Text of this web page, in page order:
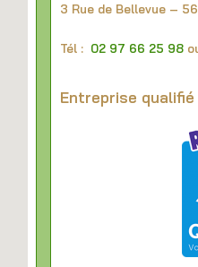
3 Rue de Bellevue –
Tél : 02 97 66 25 98
Entreprise qualifié